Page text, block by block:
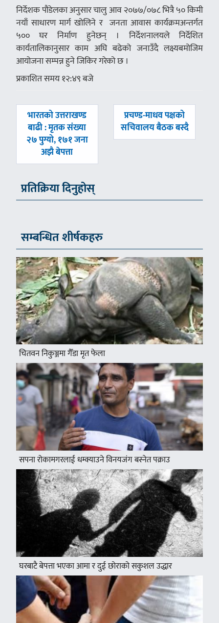
निर्देशक पौडेलका अनुसार चालु आव २०७७/०७८ भित्रै ५० किमी
नयाँ साधारण मार्ग खोलिने र जनता आवास कार्यक्रमअन्तर्गत
५०० घर निर्माण हुनेछन् । निर्देशनालयले निर्देशित
कार्यतालिकानुसार काम अघि बढेको जनाउँदै लक्ष्यबमोजिम
आयोजना सम्पन्न हुने जिकिर गरेको छ ।
प्रकाशित समय १२:४९ बजे
पछिल्लाे
-
भारतको उत्तराखण्ड
बाढी : मृतक संख्या
२७ पुग्यो, १७१ जना
अझै बेपत्ता
अघिल्लाे
-
प्रचण्ड-माधव पक्षको
सचिवालय बैठक बस्दै
प्रतिक्रिया दिनुहोस्
सम्बन्धित शीर्षकहरु
चितवन निकुञ्जमा गैँडा मृत फेला
सपना रोकामगरलाई धम्क्याउने विनयजंग बस्नेत पक्राउ
घरबाटै बेपत्ता भएका आमा र दुई छोराको सकुशल उद्धार